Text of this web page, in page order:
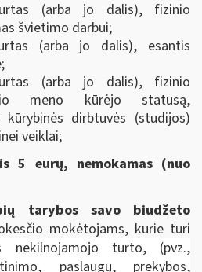
(arba jo dalis), fizinio
švietimo darbui;
(arba jo dalis), esantis
(arba jo dalis), fizinio
meno kūrėjo statusą,
kūrybinės dirbtuvės (studijos)
veiklai;
5 eurų, nemokamas (nuo
tarybos savo biudžeto
mokėtojams, kurie turi
nekilnojamojo turto, (pvz.,
paslaugų, prekybos,